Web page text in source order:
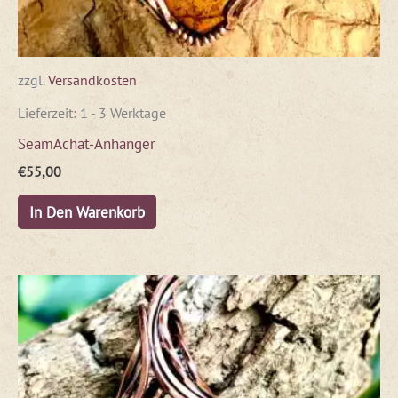
zzgl.Versandkosten
Lieferzeit: 1 - 3 Werktage
SeamAchat-Anhänger
€55,00
In Den Warenkorb